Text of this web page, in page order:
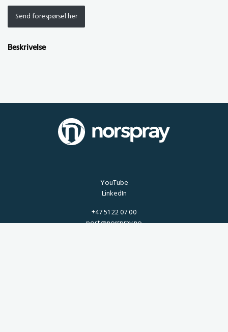
Send forespørsel her
Beskrivelse
YouTube
LinkedIn
+47 51 22 07 00
post@norspray.no